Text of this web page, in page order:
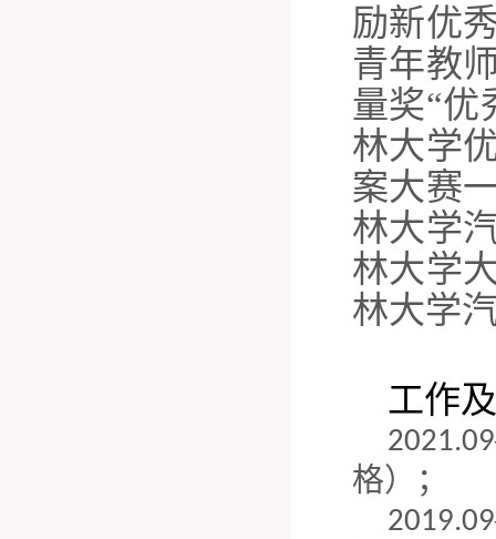
励新优
青年教
量奖“优
林大学
案大赛
林大学
林大学
林大学
工作
2021.09
格）；
2019.09